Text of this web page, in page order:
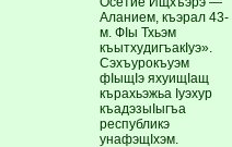
Аланием, къэрал 43-
м. ФIы Тхьэм
къытхудигъакIуэ».
Сэхъурокъуэм
фIыщIэ яхуищIащ
кърахьэжьа Iуэхур
къадэзыIыгъа
республикэ
унафэщIхэм.